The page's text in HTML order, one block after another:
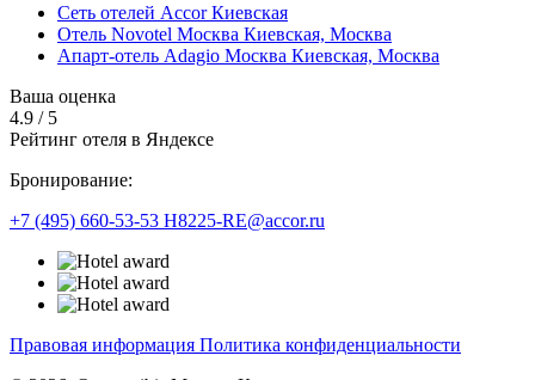
Сеть отелей Accor Киевская
Отель Novotel Москва Киевская, Москва
Апарт-отель Adagio Москва Киевская, Москва
Ваша оценка
4.9 / 5
Рейтинг отеля в Яндексе
Бронирование:
+7 (495) 660-53-53 H8225-RE@accor.ru
Правовая информация Политика конфиденциальности